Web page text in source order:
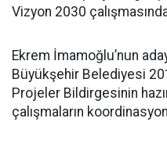
Vizyon 2030
Ekrem İmamoğlu’nun
Büyükşehir Belediyesi
Projeler Bildirgesinin
çalışmaların